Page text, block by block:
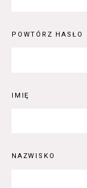
POWTÓRZ HASŁO
IMIĘ
NAZWISKO